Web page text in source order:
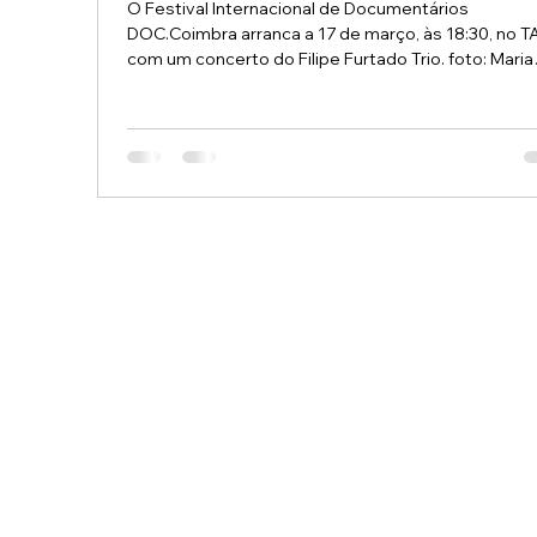
O Festival Internacional de Documentários
DOC.Coimbra arranca a 17 de março, às 18:30, no
com um concerto do Filipe Furtado Trio. foto: Maria
influências jazzísticas e sonoridades
Com raízes em Coimbra, o trio afirma-se como um